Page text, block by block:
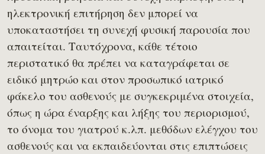
ηλεκτρονική επιτήρηση δεν μπορεί να
υποκαταστήσει τη συνεχή φυσική παρουσία που
απαιτείται. Ταυτόχρονα, κάθε τέτοιο
περιστατικό θα πρέπει να καταγράφεται σε
ειδικό μητρώο και στον προσωπικό ιατρικό
φάκελο του ασθενούς με συγκεκριμένα στοιχεία,
όπως η ώρα έναρξης και λήξης του περιορισμού,
το όνομα του γιατρού κ.λπ. μεθόδων ελέγχου του
ασθενούς και να εκπαιδεύονται στις επιπτώσεις